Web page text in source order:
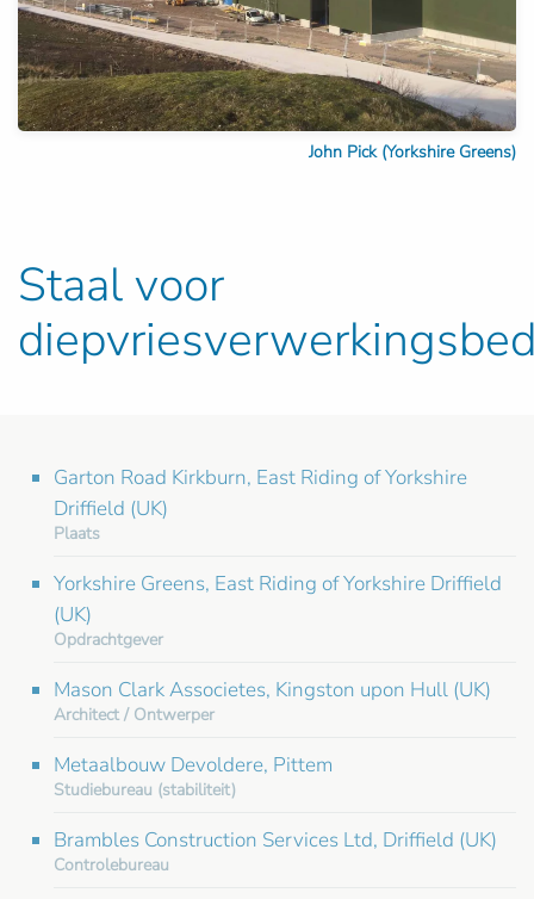
John Pick (Yorkshire Greens)
Staal voor
Garton Road Kirkburn, East Riding of Yorkshire
Driffield (UK)
Plaats
Yorkshire Greens, East Riding of Yorkshire Driffield
(UK)
Opdrachtgever
Mason Clark Associetes, Kingston upon Hull (UK)
Architect / Ontwerper
Metaalbouw Devoldere, Pittem
Studiebureau (stabiliteit)
Brambles Construction Services Ltd, Driffield (UK)
Controlebureau